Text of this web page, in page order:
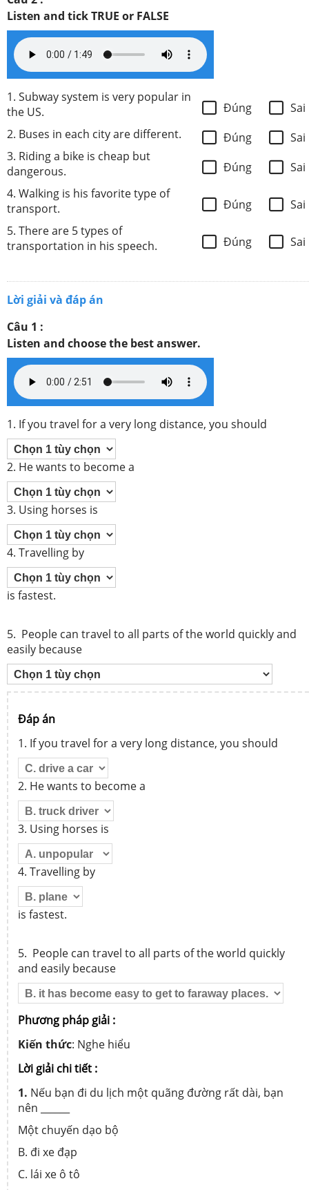
Listen and tick TRUE or FALSE
1. Subway system is very popular in
the US.
Đúng
Sai
2. Buses in each city are different.
Đúng
Sai
3. Riding a bike is cheap but
dangerous.
Đúng
Sai
4. Walking is his favorite type of
transport.
Đúng
Sai
5. There are 5 types of
transportation in his speech.
Đúng Sai
Lời giải và đáp án
Câu 1 :
Listen and choose the best answer.
1. If you travel for a very long distance, you should
2. He wants to become a
3. Using horses is
4. Travelling by
is fastest.
5. People can travel to all parts of the world quickly and
easily because
Đáp án
1. If you travel for a very long distance, you should
2. He wants to become a
3. Using horses is
4. Travelling by
is fastest.
5. People can travel to all parts of the world quickly
and easily because
Phương pháp giải :
Kiến thức: Nghe hiểu
Lời giải chi tiết :
1. Nếu bạn đi du lịch một quãng đường rất dài, bạn
nên ______
Một chuyến dạo bộ
B. đi xe đạp
C. lái xe ô tô